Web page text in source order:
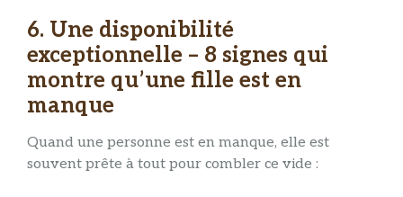
6. Une disponibilité
exceptionnelle – 8 signes qui
montre qu’une fille est en
manque
Quand une personne est en manque, elle est
souvent prête à tout pour combler ce vide :